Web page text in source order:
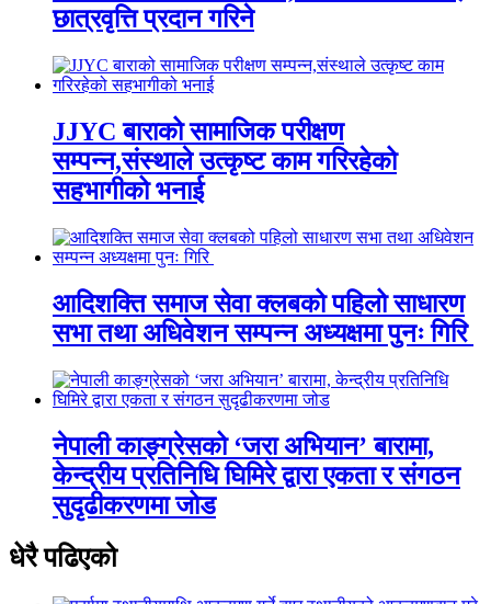
छात्रवृत्ति प्रदान गरिने
JJYC बाराको सामाजिक परीक्षण
सम्पन्न,संस्थाले उत्कृष्ट काम गरिरहेको
सहभागीको भनाई
आदिशक्ति समाज सेवा क्लबको पहिलो साधारण
सभा तथा अधिवेशन सम्पन्न अध्यक्षमा पुनः गिरि
नेपाली काङ्ग्रेसको ‘जरा अभियान’ बारामा,
केन्द्रीय प्रतिनिधि घिमिरे द्वारा एकता र संगठन
सुदृढीकरणमा जोड
धेरै पढिएको